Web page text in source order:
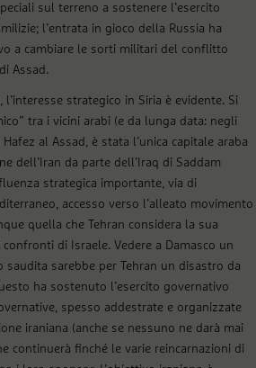
sul terreno a sostenere l’esercito
l’entrata in gioco della Russia ha
a cambiare le sorti militari del conflitto
Assad.
strategico in Siria è evidente. Si
tra i vicini arabi (e da lunga data: negli
al Assad, è stata l’unica capitale araba
dell’Iran da parte dell’Iraq di Saddam
strategica importante, via di
accesso verso l’alleato movimento
quella che Tehran considera la sua
di Israele. Vedere a Damasco un
sarebbe per Tehran un disastro da
ha sostenuto l’esercito governativo
spesso addestrate e organizzate
iraniana (anche se nessuno ne darà mai
continuerà finché le varie reincarnazioni di